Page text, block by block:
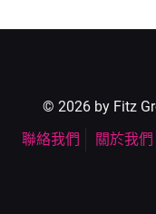
© 2026 by Fitz
聯絡我們
關於我們